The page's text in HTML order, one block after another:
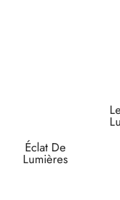
Éclat De
Lumières